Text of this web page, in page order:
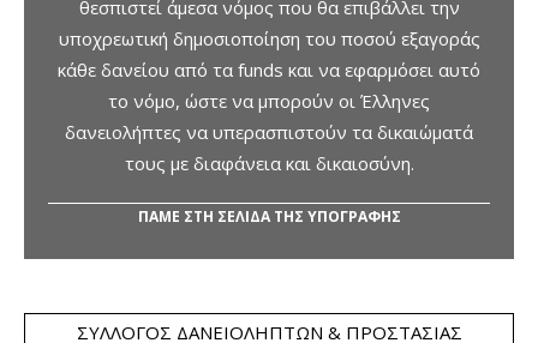
θεσπιστεί άμεσα νόμος που θα επιβάλλει την
υποχρεωτική δημοσιοποίηση του ποσού εξαγοράς
κάθε δανείου από τα funds και να εφαρμόσει αυτό
το νόμο, ώστε να μπορούν οι Έλληνες
δανειολήπτες να υπερασπιστούν τα δικαιώματά
τους με διαφάνεια και δικαιοσύνη.
ΠΑΜΕ ΣΤΗ ΣΕΛΙΔΑ ΤΗΣ ΥΠΟΓΡΑΦΗΣ
ΣΎΛΛΟΓΟΣ ΔΑΝΕΙΟΛΗΠΤΏΝ & ΠΡΟΣΤΑΣΊΑΣ